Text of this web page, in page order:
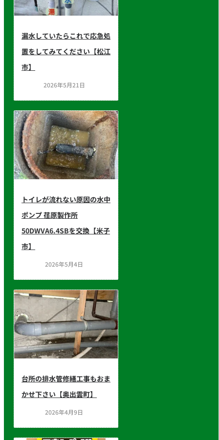
漏水していたらこれで応急処
置をしてみてください【松江
市】
2026年5月21日
トイレが流れない原因の水中
ポンプ 荏原製作所
50DWVA6.4SBを交換【米子
市】
2026年5月4日
台所の排水管修繕工事もおま
かせ下さい【奥出雲町】
2026年4月9日